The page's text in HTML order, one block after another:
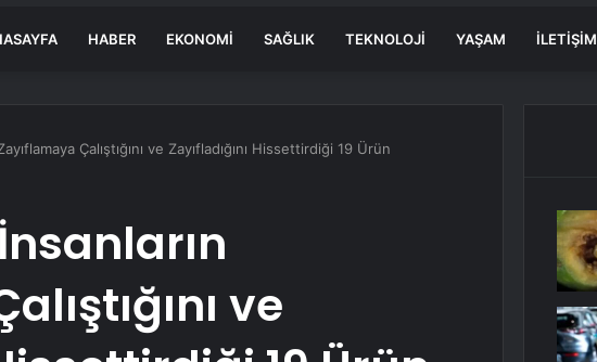
HABER EKONOMI SAĞLIK TEKNOLOJI YAŞAM İLETIŞIM
Çalıştığını ve Zayıfladığını Hissettirdiği 19 Ürün
ve